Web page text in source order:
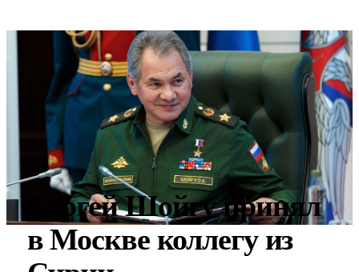
Сергей Шойгу принял
в Москве коллегу из